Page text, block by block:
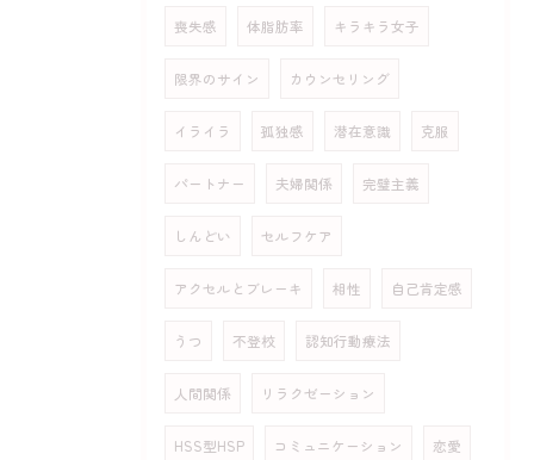
喪失感 体脂肪率 キラキラ女子
限界のサイン カウンセリング
イライラ 孤独感 潜在意識 克服
パートナー 夫婦関係 完璧主義
しんどい セルフケア
アクセルとブレーキ 相性 自己肯定感
うつ 不登校 認知行動療法
人間関係 リラクゼーション
HSS型HSP コミュニケーション 恋愛